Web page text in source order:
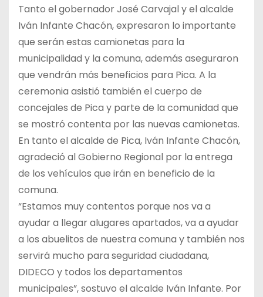
Tanto el gobernador José Carvajal y el alcalde
Iván Infante Chacón, expresaron lo importante
que serán estas camionetas para la
municipalidad y la comuna, además aseguraron
que vendrán más beneficios para Pica. A la
ceremonia asistió también el cuerpo de
concejales de Pica y parte de la comunidad que
se mostró contenta por las nuevas camionetas.
En tanto el alcalde de Pica, Iván Infante Chacón,
agradeció al Gobierno Regional por la entrega
de los vehículos que irán en beneficio de la
comuna.
“Estamos muy contentos porque nos va a
ayudar a llegar alugares apartados, va a ayudar
a los abuelitos de nuestra comuna y también nos
servirá mucho para seguridad ciudadana,
DIDECO y todos los departamentos
municipales”, sostuvo el alcalde Iván Infante. Por